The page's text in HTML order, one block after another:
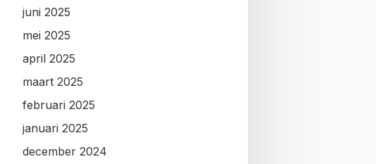
juni 2025
mei 2025
april 2025
maart 2025
februari 2025
januari 2025
december 2024